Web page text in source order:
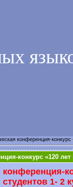
конференция-
конкурс «120
конференция-
студентов 1-